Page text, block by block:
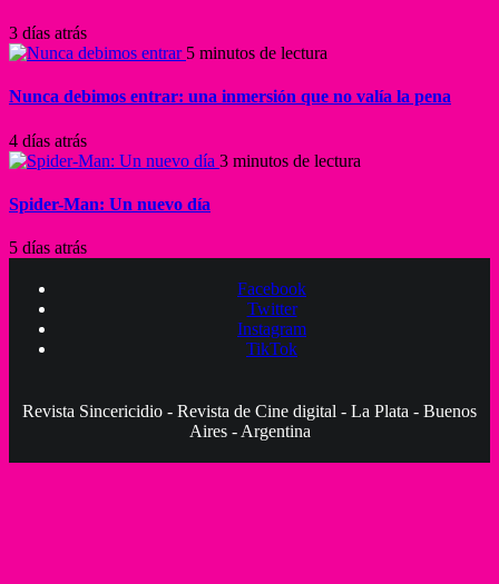
3 días atrás
5 minutos de lectura
Nunca debimos entrar: una inmersión que no valía la pena
4 días atrás
3 minutos de lectura
Spider-Man: Un nuevo día
5 días atrás
Facebook
Twitter
Instagram
TikTok
Revista Sincericidio - Revista de Cine digital - La Plata - Buenos
Aires - Argentina